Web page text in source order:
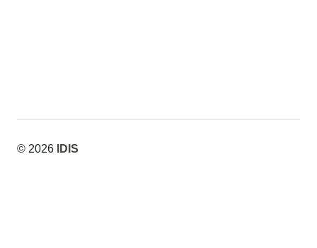
© 2026 IDIS